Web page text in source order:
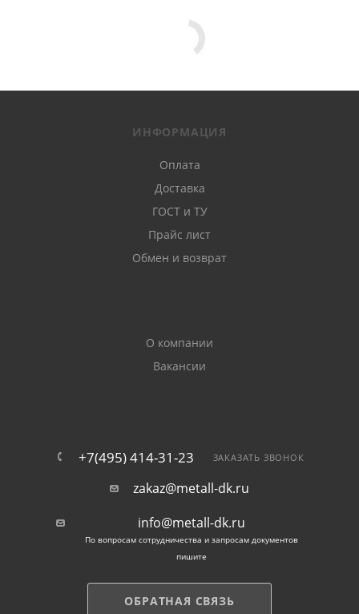
ИНФОРМАЦИЯ
Оплата
Доставка
ГОСТ и ТУ
Прайс лист
Обмен и возврат
О компании
Вакансии
+7(495) 414-31-23 ЗАКАЗАТЬ ЗВОНОК
zakaz@metall-dk.ru
info@metall-dk.ru
По вопросам сотрудничества и запросам документов
пишите
ОБРАТНАЯ СВЯЗЬ